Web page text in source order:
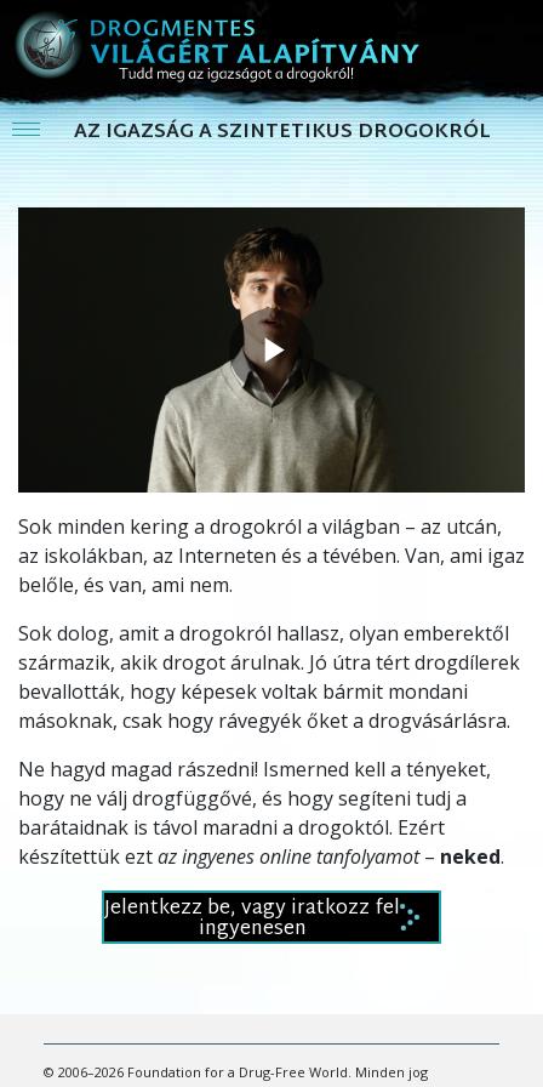
AZ IGAZSÁG A SZINTETIKUS DROGOKRÓL
Play
Video
Sok minden kering a drogokról a világban – az utcán,
az iskolákban, az Interneten és a tévében. Van, ami igaz
belőle, és van, ami nem.
Sok dolog, amit a drogokról hallasz, olyan emberektől
származik, akik drogot árulnak. Jó útra tért drogdílerek
bevallották, hogy képesek voltak bármit mondani
másoknak, csak hogy rávegyék őket a drogvásárlásra.
Ne hagyd magad rászedni! Ismerned kell a tényeket,
hogy ne válj drogfüggővé, és hogy segíteni tudj a
barátaidnak is távol maradni a drogoktól. Ezért
készítettük eztaz ingyenes online tanfolyamot– neked.
Jelentkezz be, vagy iratkozz fel
ingyenesen
© 2006–2026 Foundation for a Drug-Free World. Minden jog